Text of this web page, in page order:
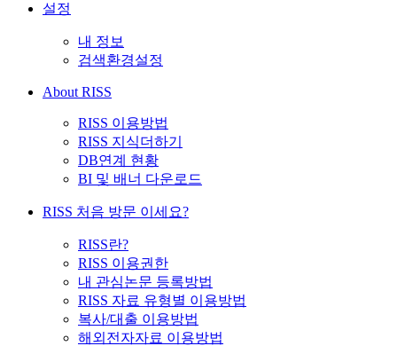
설정
내 정보
검색환경설정
About RISS
RISS 이용방법
RISS 지식더하기
DB연계 현황
BI 및 배너 다운로드
RISS 처음 방문 이세요?
RISS란?
RISS 이용권한
내 관심논문 등록방법
RISS 자료 유형별 이용방법
복사/대출 이용방법
해외전자자료 이용방법